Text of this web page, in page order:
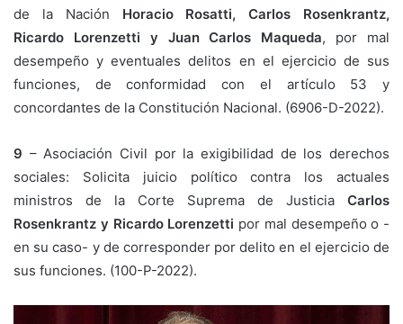
de la Nación Horacio Rosatti, Carlos Rosenkrantz,
Ricardo Lorenzetti y Juan Carlos Maqueda, por mal
desempeño y eventuales delitos en el ejercicio de sus
funciones, de conformidad con el artículo 53 y
concordantes de la Constitución Nacional. (6906-D-2022).
9 – Asociación Civil por la exigibilidad de los derechos
sociales: Solicita juicio político contra los actuales
ministros de la Corte Suprema de Justicia Carlos
Rosenkrantz y Ricardo Lorenzetti por mal desempeño o -
en su caso- y de corresponder por delito en el ejercicio de
sus funciones. (100-P-2022).